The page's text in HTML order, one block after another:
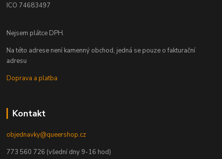
ICO 74683497
Nejsem plátce DPH.
Na této adrese není kamenný obchod, jedná se pouze o fakturační
adresu
Doprava a platba
Kontakt
objednavky@queershop.cz
773 560 726 (všední dny 9-16 hod)